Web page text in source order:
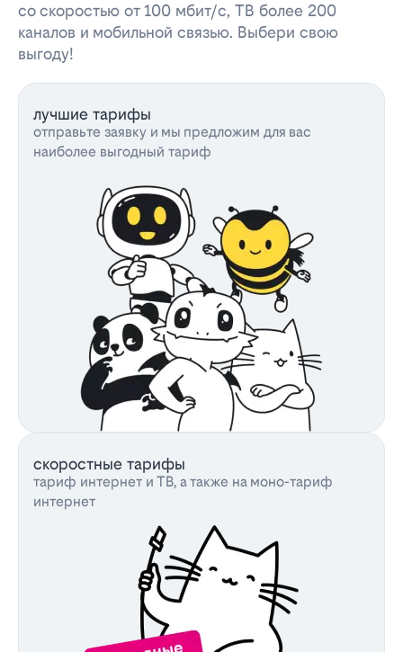
со скоростью от 100 мбит/с, ТВ более 200
каналов и мобильной связью. Выбери свою
выгоду!
лучшие тарифы
отправьте заявку и мы предложим для вас
наиболее выгодный тариф
скоростные тарифы
тариф интернет и ТВ, а также на моно-тариф
интернет